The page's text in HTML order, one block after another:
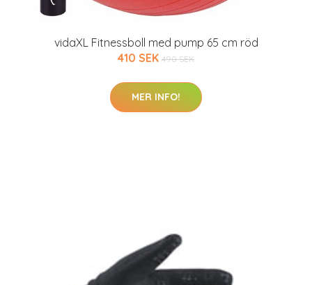
vidaXL Fitnessboll med pump 65 cm röd
410 SEK 490 SEK
MER INFO!